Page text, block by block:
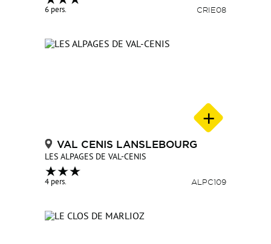
6 pers. CRIE08
VAL CENIS LANSLEBOURG
LES ALPAGES DE VAL-CENIS
4 pers. ALPC109